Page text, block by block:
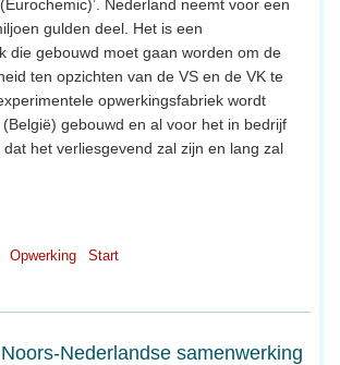
Nederland neemt voor een
gulden deel. Het is een
die gebouwd moet gaan worden om de
ten opzichten van de VS en de VK te
opwerkingsfabriek wordt
gebouwd en al voor het in bedrijf
het verliesgevend zal zijn en lang zal
Opwerking Start
Nederlandse samenwerking